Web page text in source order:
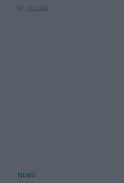
09.08.2026